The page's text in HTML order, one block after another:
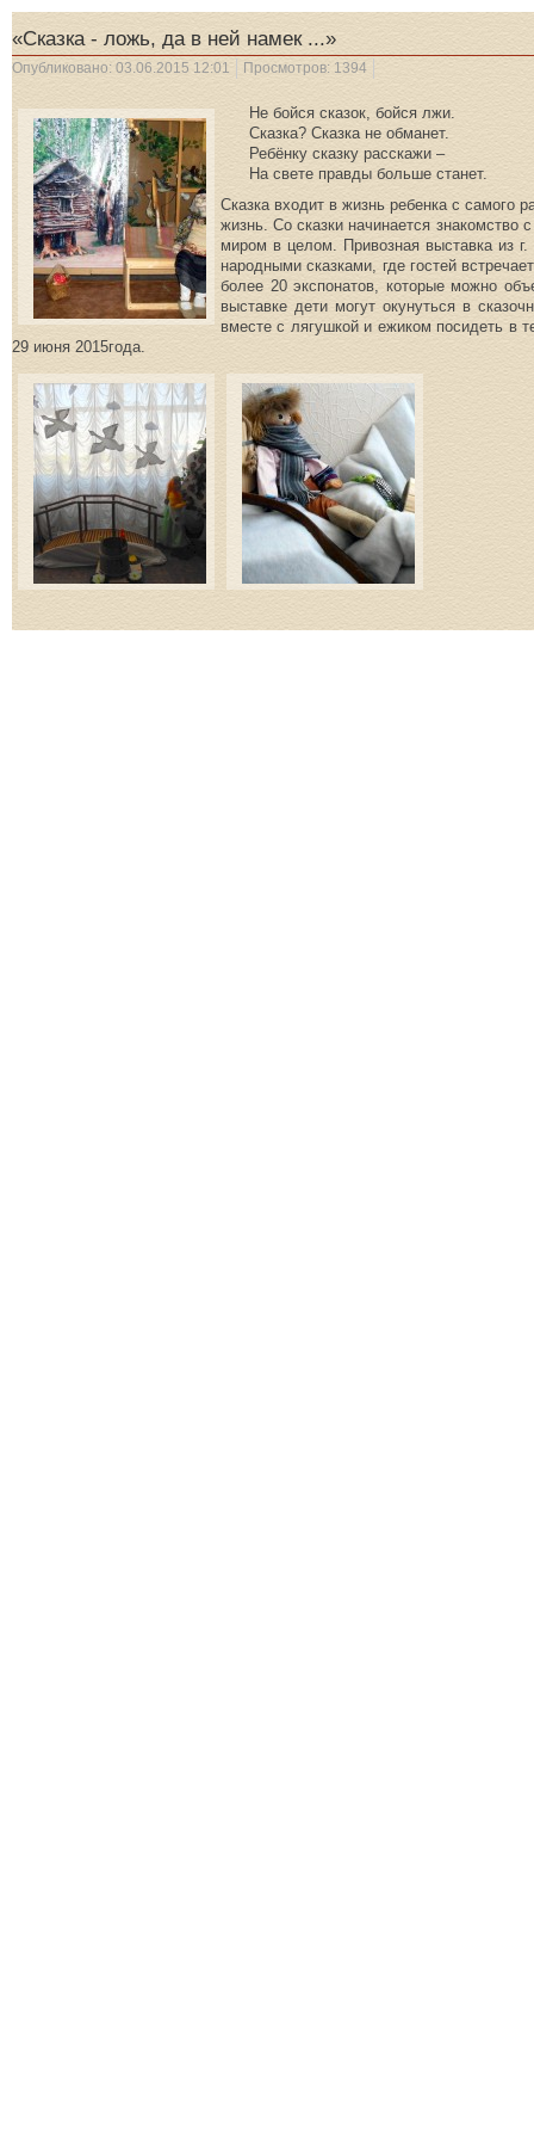
«Сказка - ложь, да в ней намек ...»
Опубликовано: 03.06.2015 12:01 Просмотров: 1394
Не бойся сказок, бойся лжи.
Сказка? Сказка не обманет.
Ребёнку сказку расскажи –
На свете правды больше станет.
Сказка входит в жизнь ребенка с самого
жизнь. Со сказки начинается
миром в целом. Привозная выставка из
народными сказками, где гостей
более 20 экспонатов, которые можно
выставке дети могут окунуться в
вместе с лягушкой и ежиком посидеть в
29 июня 2015года.